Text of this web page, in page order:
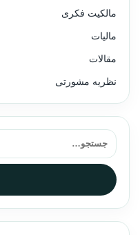
مالکیت فکری
مالیات
مقالات
نظریه مشورتی
جستجو برای: